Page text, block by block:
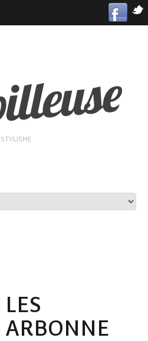
STYLISME
LES
ARBONNE